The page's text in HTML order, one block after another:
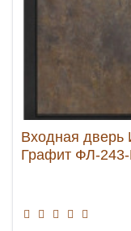
Входная дверь
Графит ФЛ-